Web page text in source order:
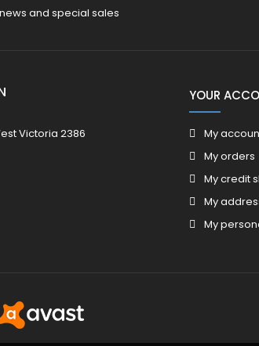
and special sales
Victoria 2386
YOUR
My
My orders
My credit
My
My